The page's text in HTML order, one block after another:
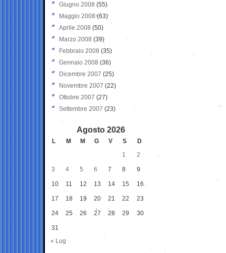
Giugno 2008 (55)
Maggio 2008(63)
Aprile 2008 (50)
Marzo 2008 (39)
Febbraio 2008 (35)
Gennaio 2008 (36)
Dicembre 2007 (25)
Novembre 2007 (22)
Ottobre 2007 (27)
Settembre 2007 (23)
Agosto 2026
L M M G V S
D
1
2
3 4 5 6 7 8 9
10 11 12 13 14 15 16
17 18 19 20 21 22 23
24 25 26 27 28 29 30
31
« Lug